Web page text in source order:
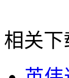
相关下